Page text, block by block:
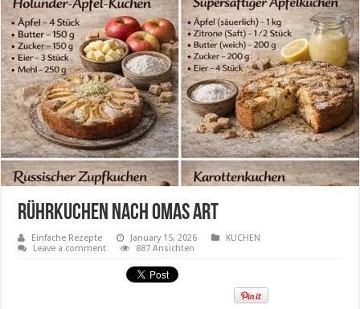
Rührkuchen nach Omas Art
Einfache Rezepte January 15, 2026
KUCHEN
Leave a comment
887 Ansichten